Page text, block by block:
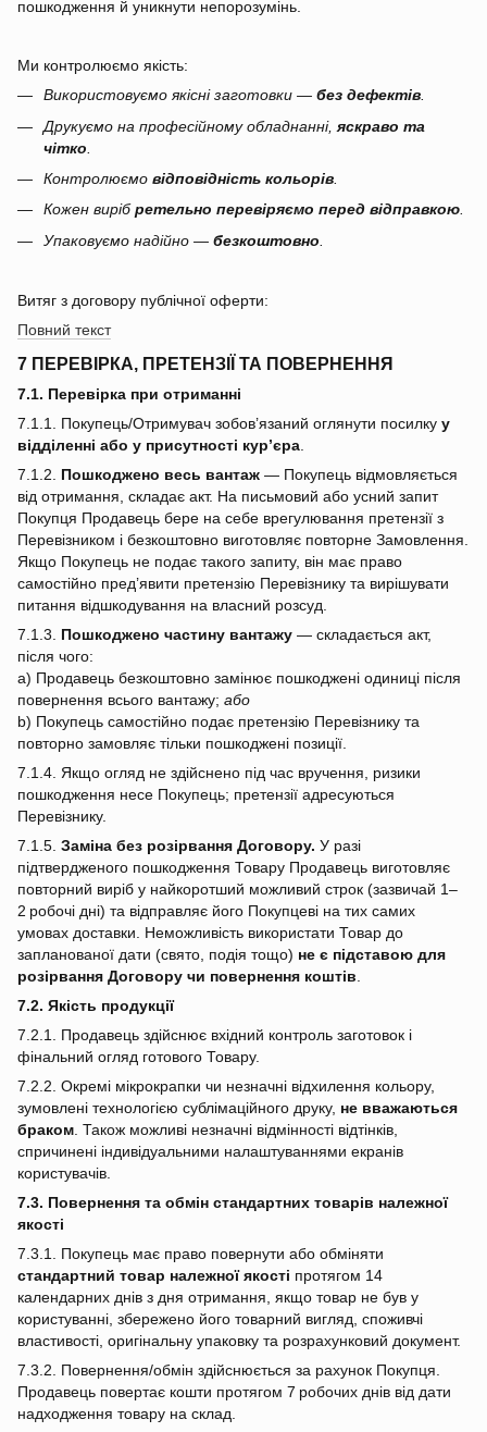
пошкодження й уникнути непорозумінь.
Ми контролюємо якість:
Використовуємо якісні заготовки — без дефектів
Друкуємо на професійному обладнанні, яскраво та
чітко
Контролюємо відповідність кольорів
Кожен вирібретельно перевіряємо перед відправкою.
Упаковуємо надійно — безкоштовно
Витяг з договору публічної оферти:
Повний текст
7 ПЕРЕВІРКА, ПРЕТЕНЗІЇ ТА ПОВЕРНЕННЯ
7.1. Перевірка при отриманні
7.1.1. Покупець/Отримувач зобов’язаний оглянути посилку у
відділенні або у присутності кур’єра
7.1.2. Пошкоджено весь вантаж — Покупець відмовляється
від отримання, складає акт. На письмовий або усний запит
Покупця Продавець бере на себе врегулювання претензії з
Перевізником і безкоштовно виготовляє повторне Замовлення.
Якщо Покупець не подає такого запиту, він має право
самостійно пред’явити претензію Перевізнику та вирішувати
питання відшкодування на власний розсуд.
7.1.3. Пошкоджено частину вантажу — складається акт,
після чого:
a) Продавець безкоштовно замінює пошкоджені одиниці після
повернення всього вантажу; або
b) Покупець самостійно подає претензію Перевізнику та
повторно замовляє тільки пошкоджені позиції.
7.1.4. Якщо огляд не здійснено під час вручення, ризики
пошкодження несе Покупець; претензії адресуються
Перевізнику.
7.1.5. Заміна без розірвання Договору. У разі
підтвердженого пошкодження Товару Продавець виготовляє
повторний виріб у найкоротший можливий строк (зазвичай 1–
2 робочі дні) та відправляє його Покупцеві на тих самих
умовах доставки. Неможливість використати Товар до
запланованої дати (свято, подія тощо) не є підставою для
розірвання Договору чи повернення коштів
7.2. Якість продукції
7.2.1. Продавець здійснює вхідний контроль заготовок і
фінальний огляд готового Товару.
7.2.2. Окремі мікрокрапки чи незначні відхилення кольору,
зумовлені технологією сублімаційного друку, не вважаються
браком . Також можливі незначні відмінності відтінків,
спричинені індивідуальними налаштуваннями екранів
користувачів.
7.3. Повернення та обмін стандартних товарів належної
якості
7.3.1. Покупець має право повернути або обміняти
стандартний товар належної якості протягом 14
календарних днів з дня отримання, якщо товар не був у
користуванні, збережено його товарний вигляд, споживчі
властивості, оригінальну упаковку та розрахунковий документ.
7.3.2. Повернення/обмін здійснюється за рахунок Покупця.
Продавець повертає кошти протягом 7 робочих днів від дати
надходження товару на склад.